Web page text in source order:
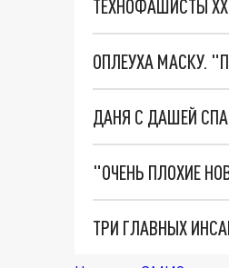
ТЕХНОФАШИСТЫ
ОПЛЕУХА МАСКУ.
ДАНЯ С ДАШЕЙ